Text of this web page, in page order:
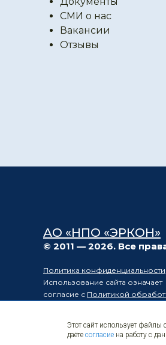
СМИ о нас
Вакансии
Отзывы
АО «НПО «ЭРКОН»
© 2011 — 2026. Все
Политика конфиденциальности
Использование сайта означает
согласие с Политикой
компоненты
Этот сайт использует
даёте согласие на работу с